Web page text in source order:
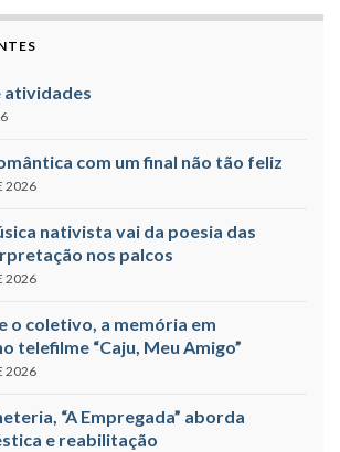
atividades
com um final não tão feliz
2026
nativista vai da poesia das
nos palcos
2026
o coletivo, a memória em
telefilme “Caju, Meu Amigo”
2026
“A Empregada” aborda
e reabilitação